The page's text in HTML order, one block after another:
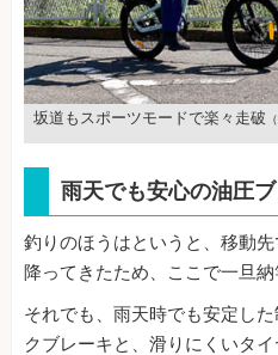
坂道もスポーツモードで楽々走破
雨天でも安心の油圧
釣りのほうはというと、移動
降ってきたため、ここで一旦納
それでも、雨天時でも安定し
クブレーキと、滑りにくいタ